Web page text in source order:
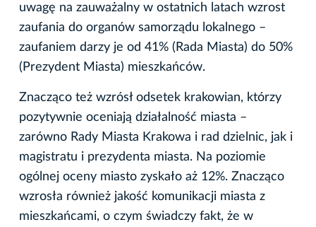
uwagę na zauważalny w ostatnich latach wzrost
zaufania do organów samorządu lokalnego –
zaufaniem darzy je od 41% (Rada Miasta) do 50%
(Prezydent Miasta) mieszkańców.
Znacząco też wzrósł odsetek krakowian, którzy
pozytywnie oceniają działalność miasta –
zarówno Rady Miasta Krakowa i rad dzielnic, jak i
magistratu i prezydenta miasta. Na poziomie
ogólnej oceny miasto zyskało aż 12%. Znacząco
wzrosła również jakość komunikacji miasta z
mieszkańcami, o czym świadczy fakt, że w